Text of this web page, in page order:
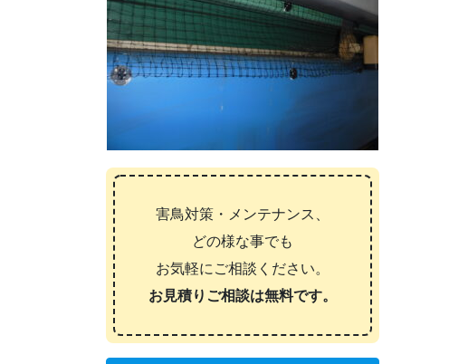
害鳥対策・メンテナンス、
どの様な事でも
お気軽にご相談ください。
お見積りご相談は無料です。